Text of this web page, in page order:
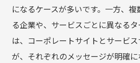
になるケースが多いです。一方、
る企業や、サービスごとに異なる
は、コーポレートサイトとサービ
が、それぞれのメッセージが明確に